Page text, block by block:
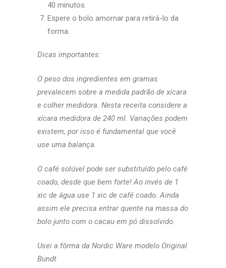
40 minutos.
Espere o bolo amornar para retirá-lo da
forma.
Dicas importantes:
O peso dos ingredientes em gramas
prevalecem sobre a medida padrão de xícara
e colher medidora. Nesta receita considere a
xícara medidora de 240 ml. Variações podem
existem, por isso é fundamental que você
use uma balança.
O café solúvel pode ser substituído pelo café
coado, desde que bem forte! Ao invés de 1
xic de água use 1 xic de café coado. Ainda
assim ele precisa entrar quente na massa do
bolo junto com o cacau em pó dissolvido.
Usei a fôrma da Nordic Ware modelo Original
Bundt